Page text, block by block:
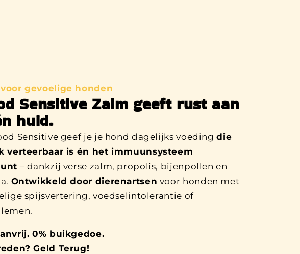
gevoelige honden
Sensitive Zalm geeft rust aan
huid.
Sensitive geef je je hond dagelijks voedingdie
verteerbaar is én het immuunsysteem
– dankzij verse zalm, propolis, bijenpollen en
Ontwikkeld door dierenartsen voor honden met
spijsvertering, voedselintolerantie of
0% buikgedoe.
Geld Terug!